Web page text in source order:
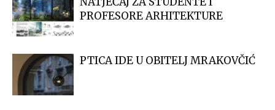
PROFESORE ARHITEKTURE
PTICA IDE U OBITELJ MRAKOVČIĆ